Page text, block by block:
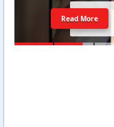
Read More